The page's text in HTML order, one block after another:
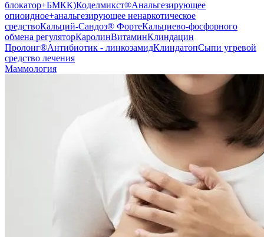
блокатор+БМКК)Коделмикст®Анальгезирующее
опиоидное+анальгезирующее ненаркотическое
средствоКальций-Сандоз® ФортеКальциево-фосфорного
обмена регуляторКаролинВитаминКлиндацин
Пролонг®Антибиотик - линкозамидКлиндатопСыпи угревой
средство лечения
Маммология